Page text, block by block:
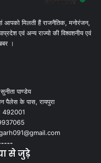
आपको मिलती हैं राजनैतिक, मनोरंजन,
एवं अन्य राज्यो की विश्वशनीय एवं
।
सुनीता पाण्डेय
पैलेस के पास, रायपुरा
492001
से जुड़े